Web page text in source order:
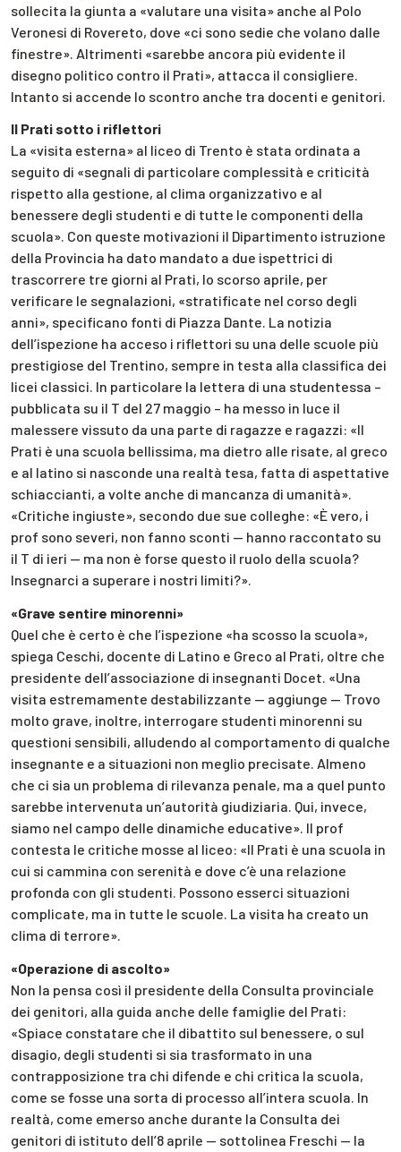
sollecita la giunta a «valutare una visita» anche al Polo
Veronesi di Rovereto, dove «ci sono sedie che volano dalle
finestre». Altrimenti «sarebbe ancora più evidente il
disegno politico contro il Prati», attacca il consigliere.
Intanto si accende lo scontro anche tra docenti e genitori.
Il Prati sotto i riflettori
La «visita esterna» al liceo di Trento è stata ordinata a
seguito di «segnali di particolare complessità e criticità
rispetto alla gestione, al clima organizzativo e al
benessere degli studenti e di tutte le componenti della
scuola». Con queste motivazioni il Dipartimento istruzione
della Provincia ha dato mandato a due ispettrici di
trascorrere tre giorni al Prati, lo scorso aprile, per
verificare le segnalazioni, «stratificate nel corso degli
anni», specificano fonti di Piazza Dante. La notizia
dell’ispezione ha acceso i riflettori su una delle scuole più
prestigiose del Trentino, sempre in testa alla classifica dei
licei classici. In particolare la lettera di una studentessa –
pubblicata su il T del 27 maggio – ha messo in luce il
malessere vissuto da una parte di ragazze e ragazzi: «Il
Prati è una scuola bellissima, ma dietro alle risate, al greco
e al latino si nasconde una realtà tesa, fatta di aspettative
schiaccianti, a volte anche di mancanza di umanità».
«Critiche ingiuste», secondo due sue colleghe: «È vero, i
prof sono severi, non fanno sconti — hanno raccontato su
il T di ieri — ma non è forse questo il ruolo della scuola?
Insegnarci a superare i nostri limiti?».
«Grave sentire minorenni»
Quel che è certo è che l’ispezione «ha scosso la scuola»,
spiega Ceschi, docente di Latino e Greco al Prati, oltre che
presidente dell’associazione di insegnanti Docet. «Una
visita estremamente destabilizzante — aggiunge — Trovo
molto grave, inoltre, interrogare studenti minorenni su
questioni sensibili, alludendo al comportamento di qualche
insegnante e a situazioni non meglio precisate. Almeno
che ci sia un problema di rilevanza penale, ma a quel punto
sarebbe intervenuta un’autorità giudiziaria. Qui, invece,
siamo nel campo delle dinamiche educative». Il prof
contesta le critiche mosse al liceo: «Il Prati è una scuola in
cui si cammina con serenità e dove c’è una relazione
profonda con gli studenti. Possono esserci situazioni
complicate, ma in tutte le scuole. La visita ha creato un
clima di terrore».
«Operazione di ascolto»
Non la pensa così il presidente della Consulta provinciale
dei genitori, alla guida anche delle famiglie del Prati:
«Spiace constatare che il dibattito sul benessere, o sul
disagio, degli studenti si sia trasformato in una
contrapposizione tra chi difende e chi critica la scuola,
come se fosse una sorta di processo all’intera scuola. In
realtà, come emerso anche durante la Consulta dei
genitori di istituto dell’8 aprile — sottolinea Freschi — la